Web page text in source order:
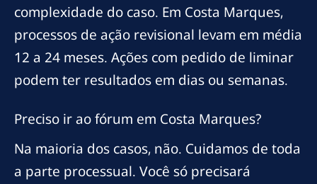
complexidade do caso. Em Costa Marques,
processos de ação revisional levam em média
12 a 24 meses. Ações com pedido de liminar
podem ter resultados em dias ou semanas.
Preciso ir ao fórum em Costa Marques?
Na maioria dos casos, não. Cuidamos de toda
a parte processual. Você só precisará